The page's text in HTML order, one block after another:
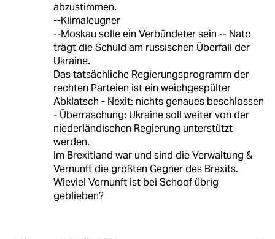
abzustimmen.
--Klimaleugner
--Moskau solle ein Verbündeter sein -- Nato
trägt die Schuld am russischen Überfall der
Ukraine.
Das tatsächliche Regierungsprogramm der
rechten Parteien ist ein weichgespülter
Abklatsch - Nexit: nichts genaues beschlossen
- Überraschung: Ukraine soll weiter von der
niederländischen Regierung unterstützt
werden.
Im Brexitland war und sind die Verwaltung &
Vernunft die größten Gegner des Brexits.
Wieviel Vernunft ist bei Schoof übrig
geblieben?